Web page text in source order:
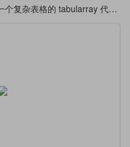
一个复杂表格的 tabularray 代码实现